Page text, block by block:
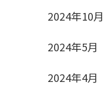
2024年10月
2024年5月
2024年4月